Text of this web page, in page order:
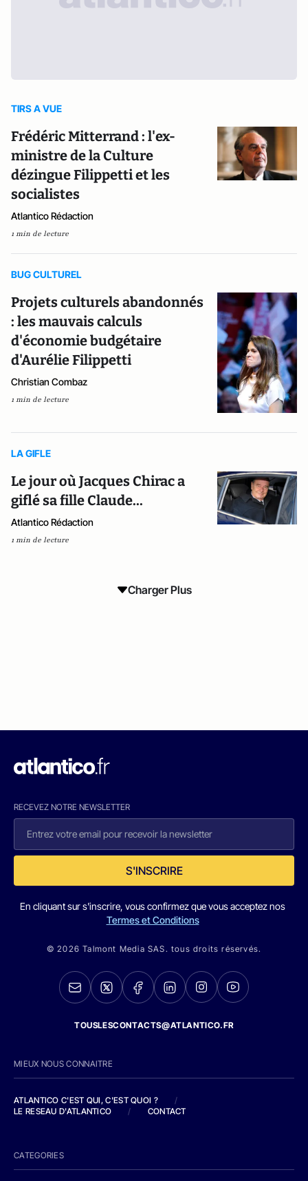
TIRS A VUE
Frédéric Mitterrand : l'ex-
ministre de la Culture
dézingue Filippetti et les
socialistes
Atlantico Rédaction
1 min de lecture
BUG CULTUREL
Projets culturels abandonnés
: les mauvais calculs
d'économie budgétaire
d'Aurélie Filippetti
Christian Combaz
1 min de lecture
LA GIFLE
Le jour où Jacques Chirac a
giflé sa fille Claude...
Atlantico Rédaction
1 min de lecture
Charger Plus
RECEVEZ NOTRE NEWSLETTER
S'INSCRIRE
En cliquant sur s'inscrire, vous confirmez que vous acceptez nos
Termes et Conditions
© 2026 Talmont Media SAS. tous droits réservés.
TOUSLESCONTACTS@ATLANTICO.FR
MIEUX NOUS CONNAITRE
ATLANTICO C'EST QUI, C'EST QUOI ?
/
LE RESEAU D'ATLANTICO
/ CONTACT
CATEGORIES